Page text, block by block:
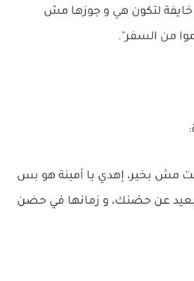
خايفة لتكون هي و جوزها مش
من السفر".
مش بخير، إهدي يا أمينة هو بس
عن حضنك، و زمانها في حضن